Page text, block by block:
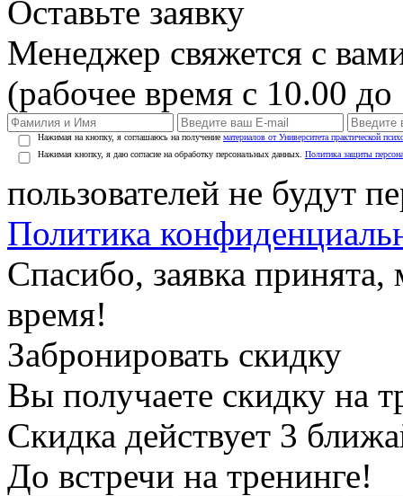
Оставьте заявку
Менеджер свяжется с
(рабочее время с 10.00
Нажимая на кнопку, я соглашаюсь на получение материалов от Университета практической
Нажимая кнопку, я даю согласие на обработку персональных данных. Политика защиты
пользователей не будут
Политика
Спасибо, заявка
время!
Забронировать скидку
Вы получаете скидку на
Скидка действует 3
До встречи на тренинге!